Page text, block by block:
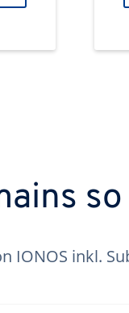
IONOS inkl.